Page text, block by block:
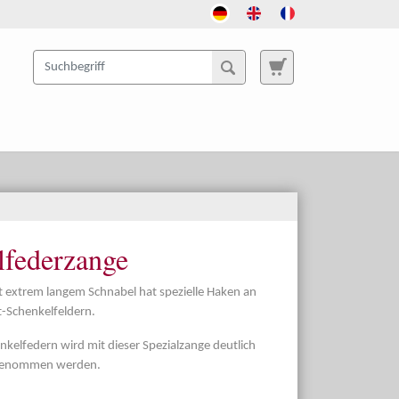
extrem langem Schnabel hat spezielle Haken an
Schenkelfeldern.
wird mit dieser Spezialzange deutlich
werden.